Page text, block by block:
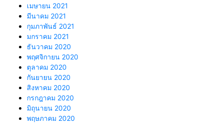
เมษายน 2021
มีนาคม 2021
กุมภาพันธ์ 2021
มกราคม 2021
ธันวาคม 2020
พฤศจิกายน 2020
ตุลาคม 2020
กันยายน 2020
สิงหาคม 2020
กรกฎาคม 2020
มิถุนายน 2020
พฤษภาคม 2020